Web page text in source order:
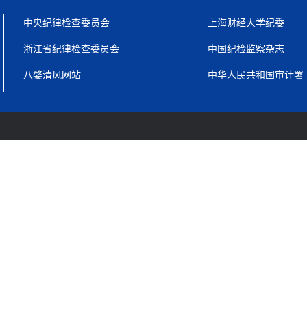
中央纪律检查委员会
浙江省纪律检查委员会
八婺清风网站
上海财经大学纪委
中国纪检监察杂志
中华人民共和国审计署